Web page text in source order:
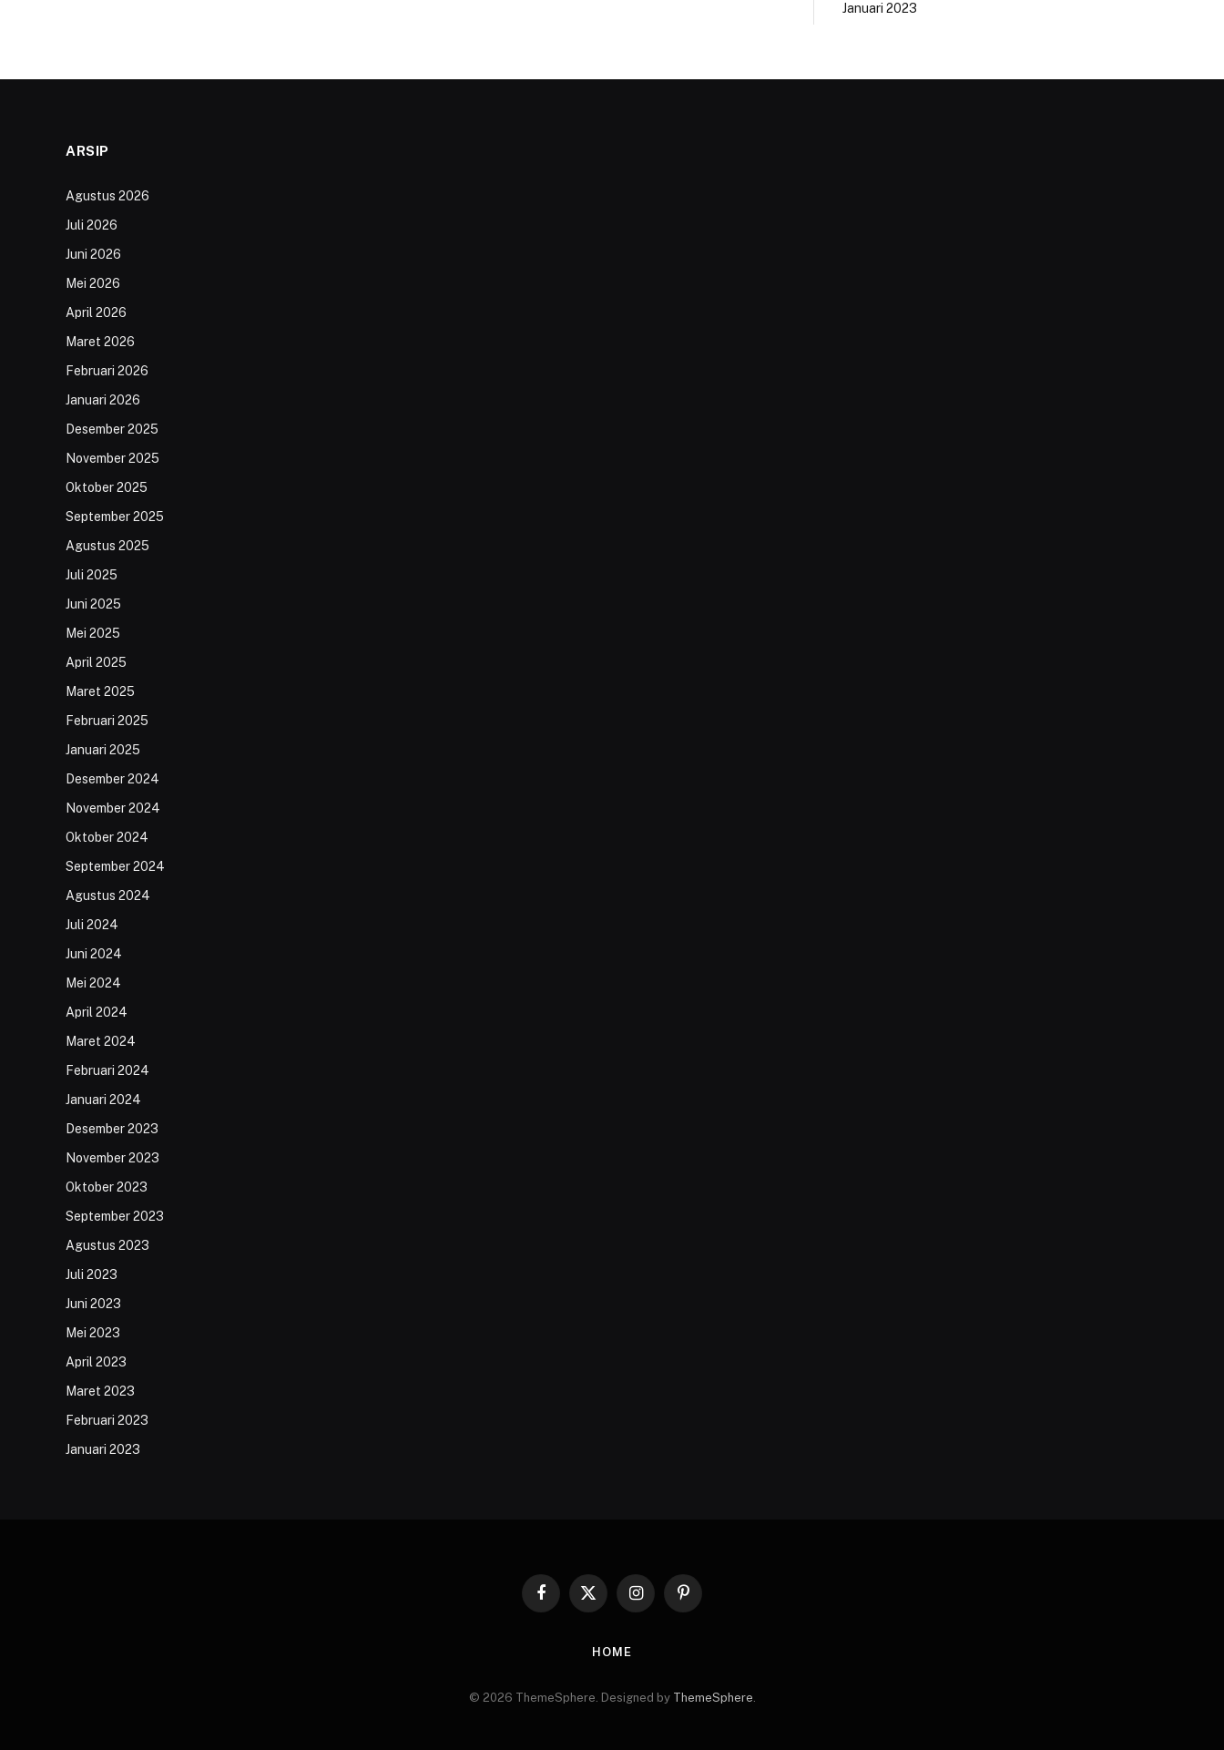
Januari 2023
ARSIP
Agustus 2026
Juli 2026
Juni 2026
Mei 2026
April 2026
Maret 2026
Februari 2026
Januari 2026
Desember 2025
November 2025
Oktober 2025
September 2025
Agustus 2025
Juli 2025
Juni 2025
Mei 2025
April 2025
Maret 2025
Februari 2025
Januari 2025
Desember 2024
November 2024
Oktober 2024
September 2024
Agustus 2024
Juli 2024
Juni 2024
Mei 2024
April 2024
Maret 2024
Februari 2024
Januari 2024
Desember 2023
November 2023
Oktober 2023
September 2023
Agustus 2023
Juli 2023
Juni 2023
Mei 2023
April 2023
Maret 2023
Februari 2023
Januari 2023
Facebook
X
InstagramPinterest
HOME
© 2026 ThemeSphere. Designed by ThemeSphere.